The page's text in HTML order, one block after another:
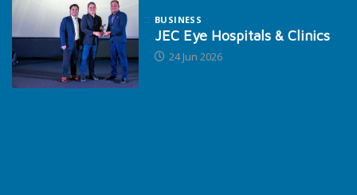
BUSINESS
JEC Eye Hospitals & Clinics
24 Jun 2026